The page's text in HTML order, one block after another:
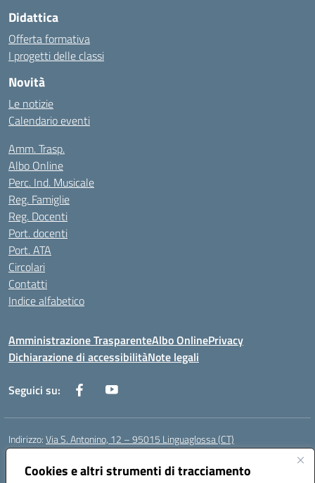
Cookies e altri strumenti di tracciamento
Didattica
Offerta formativa
I progetti delle classi
Novità
Le notizie
Calendario eventi
Amm. Trasp.
Albo Online
Perc. Ind. Musicale
Reg. Famiglie
Reg. Docenti
Port. docenti
Port. ATA
Circolari
Contatti
Indice alfabetico
Amministrazione TrasparenteAlbo OnlinePrivacy
Dichiarazione di accessibilitàNote legali
Seguici su:
Indirizzo:Via S. Antonino, 12 – 95015 Linguaglossa (CT)
Centralino:
Posta elettronica certificata (PEC):ctic83200r@pec.istruzione.it